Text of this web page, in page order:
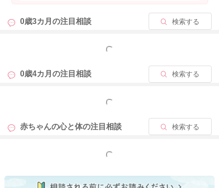
0歳3カ月の注目相談 検索する
もっと見る
0歳4カ月の注目相談 検索する
もっと見る
赤ちゃんの心と体の注目相談 検索する
もっと見る